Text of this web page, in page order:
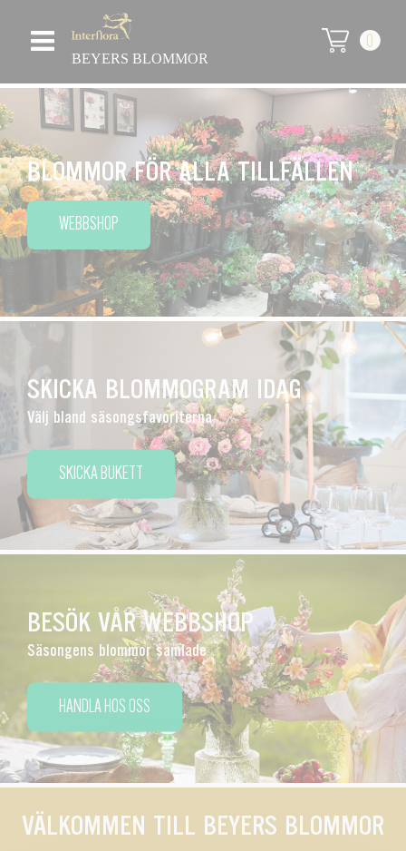
BEYERS BLOMMOR
0
BLOMMOR FÖR ALLA TILLFÄLLEN
WEBBSHOP
SKICKA BLOMMOGRAM IDAG
Välj bland säsongsfavoriterna
SKICKA BUKETT
BESÖK VÅR WEBBSHOP
Säsongens blommor samlade
HANDLA HOS OSS
VÄLKOMMEN TILL BEYERS BLOMMOR